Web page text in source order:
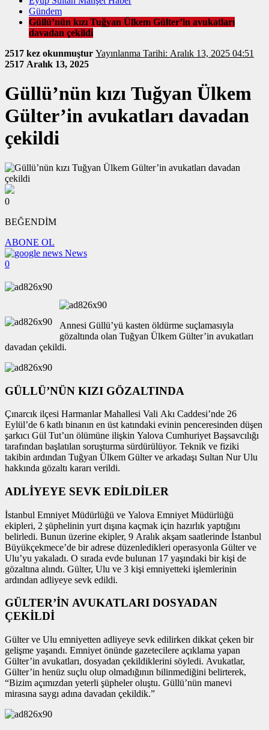
Gündem
Güllü’nün kızı Tuğyan Ülkem Gülter’in avukatları
davadan çekildi
2517 kez okunmuştur
Yayınlanma Tarihi: Aralık 13, 2025 04:51
2517 Aralık 13, 2025
Güllü’nün kızı Tuğyan Ülkem
Gülter’in avukatları davadan
çekildi
0
BEĞENDİM
ABONE OL
News
0
Annesi Güllü’yü kasten öldürme suçlamasıyla
gözaltında olan Tuğyan Ülkem Gülter’in avukatları
davadan çekildi.
GÜLLÜ’NÜN KIZI GÖZALTINDA
Çınarcık ilçesi Harmanlar Mahallesi Vali Akı Caddesi’nde 26
Eylül’de 6 katlı binanın en üst katındaki evinin penceresinden düşen
şarkıcı Gül Tut’un ölümüne ilişkin Yalova Cumhuriyet Başsavcılığı
tarafından başlatılan soruşturma sürdürülüyor. Teknik ve fiziki
takibin ardından Tuğyan Ülkem Gülter ve arkadaşı Sultan Nur Ulu
hakkında gözaltı kararı verildi.
ADLİYEYE SEVK EDİLDİLER
İstanbul Emniyet Müdürlüğü ve Yalova Emniyet Müdürlüğü
ekipleri, 2 şüphelinin yurt dışına kaçmak için hazırlık yaptığını
belirledi. Bunun üzerine ekipler, 9 Aralık akşam saatlerinde İstanbul
Büyükçekmece’de bir adrese düzenledikleri operasyonla Gülter ve
Ulu’yu yakaladı. O sırada evde bulunan 17 yaşındaki bir kişi de
gözaltına alındı. Gülter, Ulu ve 3 kişi emniyetteki işlemlerinin
ardından adliyeye sevk edildi.
GÜLTER’İN AVUKATLARI DOSYADAN
ÇEKİLDİ
Gülter ve Ulu emniyetten adliyeye sevk edilirken dikkat çeken bir
gelişme yaşandı. Emniyet önünde gazetecilere açıklama yapan
Gülter’in avukatları, dosyadan çekildiklerini söyledi. Avukatlar,
Gülter’in henüz suçlu olup olmadığının bilinmediğini belirterek,
“Bizim açımızdan yeterli şüpheler oluştu. Güllü’nün manevi
mirasına saygı adına davadan çekildik.”